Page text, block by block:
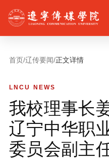
首页/辽传要闻/正文详情
LNCU NEWS
我校理事长
辽宁中华职
委员会副主